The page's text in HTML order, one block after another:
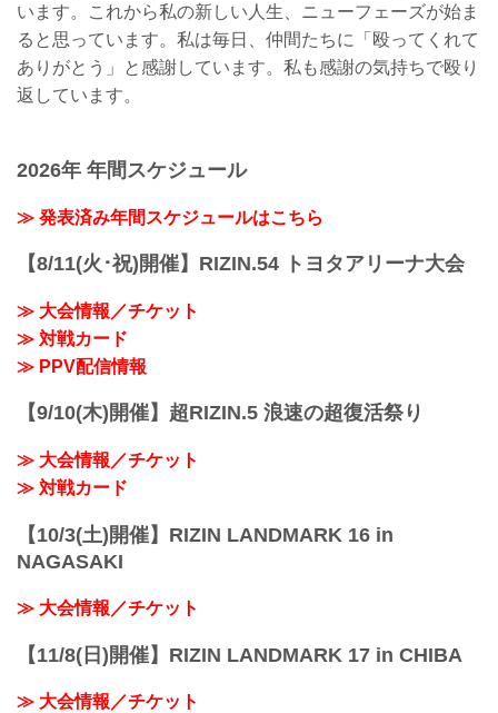
います。これから私の新しい人生、ニューフェーズが始ま
ると思っています。私は毎日、仲間たちに「殴ってくれて
ありがとう」と感謝しています。私も感謝の気持ちで殴り
返しています。
2026年 年間スケジュール
≫ 発表済み年間スケジュールはこちら
【8/11(火･祝)開催】RIZIN.54 トヨタアリーナ大会
≫ 大会情報／チケット
≫ 対戦カード
≫ PPV配信情報
【9/10(木)開催】超RIZIN.5 浪速の超復活祭り
≫ 大会情報／チケット
≫ 対戦カード
【10/3(土)開催】RIZIN LANDMARK 16 in
NAGASAKI
≫ 大会情報／チケット
【11/8(日)開催】RIZIN LANDMARK 17 in CHIBA
≫ 大会情報／チケット